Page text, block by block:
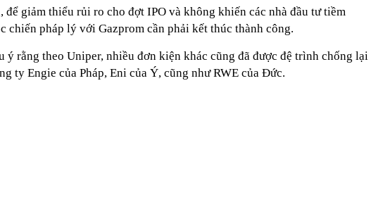
để giảm thiểu rủi ro cho đợt IPO và không khiến các nhà đầu tư tiềm
chiến pháp lý với Gazprom cần phải kết thúc thành công.
ý rằng theo Uniper, nhiều đơn kiện khác cũng đã được đệ trình chống lại
ty Engie của Pháp, Eni của Ý, cũng như RWE của Đức.